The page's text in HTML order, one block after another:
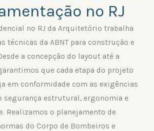
no RJ
no RJ da Arquitetório trabalha
técnicas da ABNT para construção e
a concepção do layout até a
que cada etapa do projeto
em conformidade com as exigências
segurança estrutural, ergonomia e
Realizamos o planejamento de
do Corpo de Bombeiros e